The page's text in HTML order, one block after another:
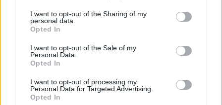
not limited to your visit or usage behaviour. You may click to
grant or deny consent to Google and its third-party tags to
use your data for below specified purposes in below Google
consent section.
I want to opt-out of the Sharing of my
personal data.
Opted In
I want to opt-out of the Sale of my
Personal Data.
Opted In
I want to opt-out of processing my
Personal Data for Targeted Advertising.
Opted In
Tilaa uutiskirjeemme